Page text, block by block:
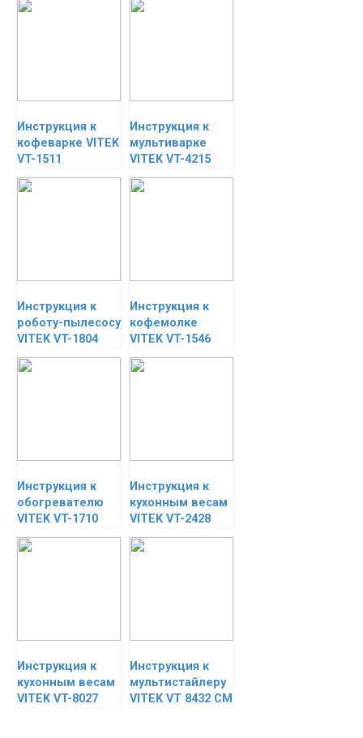
Инструкция к
кофеварке VITEK
VT-1511
Инструкция к
мультиварке
VITEK VT-4215
Инструкция к
роботу-пылесосу
VITEK VT-1804
Инструкция к
кофемолке
VITEK VT-1546
Инструкция к
обогревателю
VITEK VT-1710
Инструкция к
кухонным весам
VITEK VT-2428
Инструкция к
кухонным весам
VITEK VT-8027
Инструкция к
мультистайлеру
VITEK VT 8432 СМ